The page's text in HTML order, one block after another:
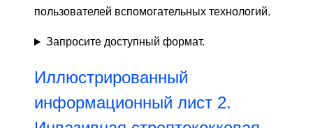
пользователей вспомогательных технологий.
Запросите доступный формат.
Иллюстрированный
информационный лист 2.